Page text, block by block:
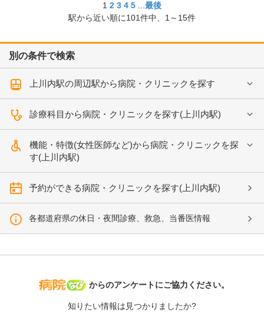
1 2 3 4 5
最後
駅から近い順に101件中、 1～15件
別の条件で検索
上川内駅の周辺駅から病院・クリニックを探す
診療科目から病院・クリニックを探す(上川内駅)
機能・特徴(女性医師など)から病院・クリニックを探
す(上川内駅)
予約ができる病院・クリニックを探す(上川内駅)
各都道府県の休日・夜間診療、救急、当番医情報
病院なび
からのアンケートにご協力ください。
知りたい情報は見つかりましたか?